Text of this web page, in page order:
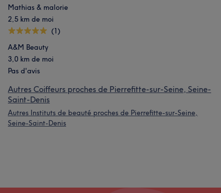
Mathias & malorie
2,5 km de moi
(1)
A&M Beauty
3,0 km de moi
Pas d'avis
Autres Coiffeurs proches de Pierrefitte-sur-Seine, Seine-
Saint-Denis
Autres Instituts de beauté proches de Pierrefitte-sur-Seine,
Seine-Saint-Denis